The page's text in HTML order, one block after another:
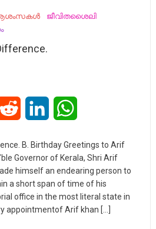
ജീവിതശൈലി
Reddit LinkedIn
B. Birthday Greetings to Arif
Governor of Kerala, Shri Arif
himself an endearing person to
a short span of time of his
office in the most literal state in
appointmentof Arif khan […]